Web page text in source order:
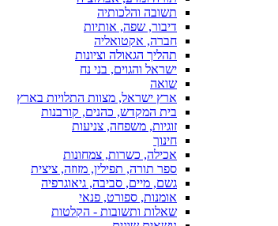
תשובה והלכותיה
דיבור, שפה, אותיות
חברה, אקטואליה
תהליך הגאולה וציונות
ישראל והגוים, בני נח
שואה
ארץ ישראל, מצוות התלויות בארץ
בית המקדש, כהנים, קורבנות
זוגיות, משפחה, צניעות
חינוך
אכילה, כשרות, צמחונות
ספר תורה, תפילין, מזוזה, ציצית
גשם, מיים, סביבה, גיאוגרפיה
אומנות, ספורט, פנאי
שאלות ותשובות - הקלטות